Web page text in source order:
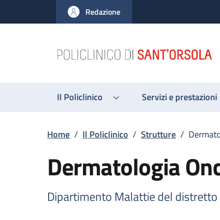
al contenuto principale
to footer content
Redazione
Il Policlinico Servizi e prestazioni
Briciole di pane
Home / Il Policlinico / Strutture /
Dermatologia
Dipartimento Malattie del